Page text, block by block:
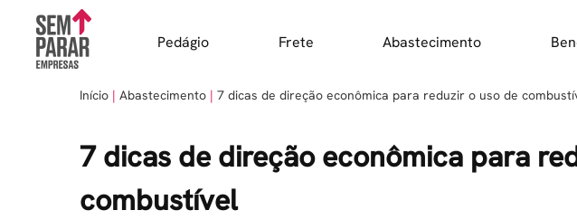
content
Pedágio Frete Abastecimento
Início Abastecimento 7 dicas de direção econômica para reduzir o uso de
7 dicas de direção econômica para
combustível